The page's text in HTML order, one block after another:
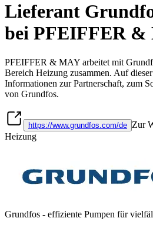
Lieferant
bei PFEIFFER &
PFEIFFER & MAY arbeitet mit
Bereich Heizung zusammen. Auf
Informationen zur Partnerschaft, zum
von Grundfos.
https://www.grundfos.com/de Zur
Heizung
Grundfos - effiziente Pumpen für